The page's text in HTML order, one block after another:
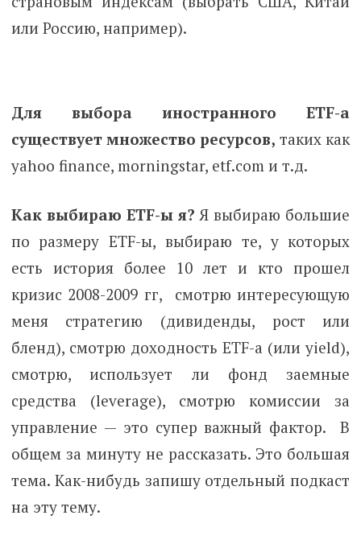
или Россию, например).
Для выбора иностранного ETF-а
существует множество ресурсов, таких как
yahoo finance, morningstar, etf.com и т.д.
Как выбираю ETF-ы я? Я выбираю большие
по размеру ETF-ы, выбираю те, у которых
есть история более 10 лет и кто прошел
кризис 2008-2009 гг, смотрю интересующую
меня стратегию (дивиденды, рост или
бленд), смотрю доходность ETF-а (или yield),
смотрю, использует ли фонд заемные
средства (leverage), смотрю комиссии за
управление — это супер важный фактор. В
общем за минуту не рассказать. Это большая
тема. Как-нибудь запишу отдельный подкаст
на эту тему.